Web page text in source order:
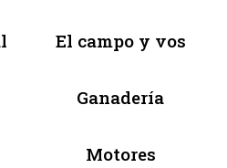
El campo y vos
Ganadería
Motores